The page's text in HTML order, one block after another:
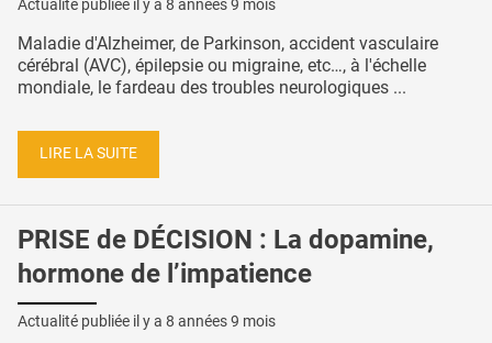
Actualité publiée il y a 8 années 9 mois
Maladie d'Alzheimer, de Parkinson, accident vasculaire
cérébral (AVC), épilepsie ou migraine, etc…, à l'échelle
mondiale, le fardeau des troubles neurologiques ...
LIRE LA SUITE
PRISE de DÉCISION : La dopamine,
hormone de l’impatience
Actualité publiée il y a 8 années 9 mois